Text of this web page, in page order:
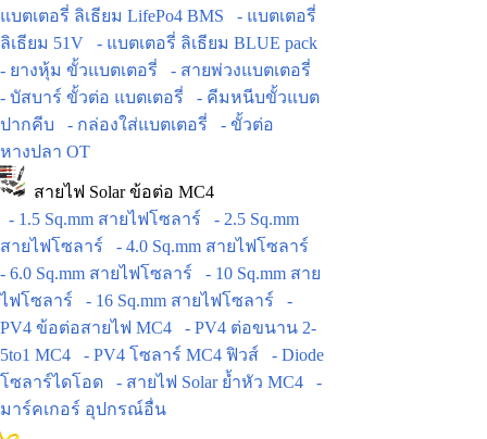
แบตเตอรี่ ลิเธียม LifePo4 BMS
- แบตเตอรี่
ลิเธียม 51V
- แบตเตอรี่ ลิเธียม BLUE pack
- ยางหุ้ม ขั้วแบตเตอรี่
- สายพ่วงแบตเตอรี่
- บัสบาร์ ขั้วต่อ แบตเตอรี่
- คีมหนีบขั้วแบต
ปากคีบ
- กล่องใส่แบตเตอรี่
- ขั้วต่อ
หางปลา OT
สายไฟ Solar ข้อต่อ MC4
- 1.5 Sq.mm สายไฟโซลาร์
- 2.5 Sq.mm
สายไฟโซลาร์
- 4.0 Sq.mm สายไฟโซลาร์
- 6.0 Sq.mm สายไฟโซลาร์
- 10 Sq.mm สาย
ไฟโซลาร์
- 16 Sq.mm สายไฟโซลาร์
-
PV4 ข้อต่อสายไฟ MC4
- PV4 ต่อขนาน 2-
5to1 MC4
- PV4 โซลาร์ MC4 ฟิวส์
- Diode
โซลาร์ไดโอด
- สายไฟ Solar ย้ำหัว MC4
-
มาร์คเกอร์ อุปกรณ์อื่น